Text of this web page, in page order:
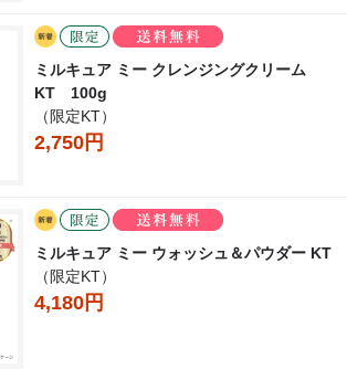
ミルキュア ミー クレンジングクリーム
KT 100g
（限定KT）
2,750円
ミルキュア ミー ウォッシュ＆パウダー KT
（限定KT）
4,180円